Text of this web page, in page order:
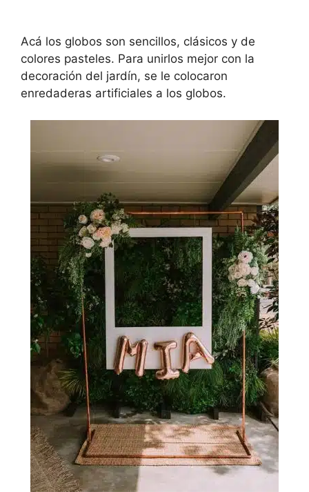
Acá los globos son sencillos, clásicos y de
colores pasteles. Para unirlos mejor con la
decoración del jardín, se le colocaron
enredaderas artificiales a los globos.